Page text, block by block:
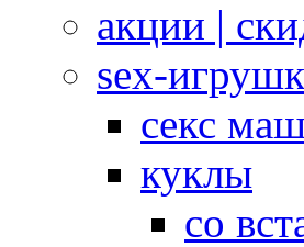
акции |
sex-
секс
куклы
со